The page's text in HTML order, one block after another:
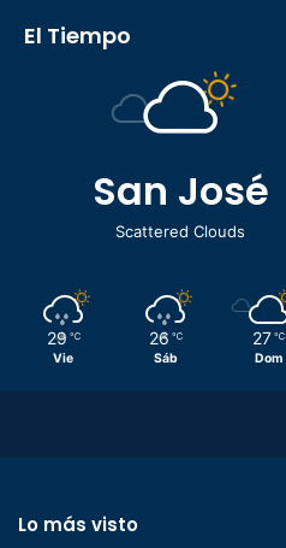
El Tiempo
San José
Scattered Clouds
29 ℃
Vie
26 ℃
Sáb
27 ℃
Dom
Lo más visto